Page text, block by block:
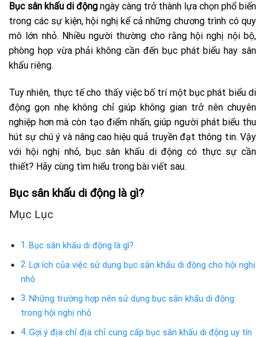
Bục sân khấu di động ngày càng trở thành lựa chọn phổ biến
trong các sự kiện, hội nghị kể cả những chương trình có quy
mô lớn nhỏ. Nhiều người thường cho rằng hội nghị nội bộ,
phòng họp vừa phải không cần đến bục phát biểu hay sân
khấu riêng.
Tuy nhiên, thực tế cho thấy việc bố trí một bục phát biểu di
động gọn nhẹ không chỉ giúp không gian trở nên chuyên
nghiệp hơn mà còn tạo điểm nhấn, giúp người phát biểu thu
hút sự chú ý và nâng cao hiệu quả truyền đạt thông tin. Vậy
với hội nghị nhỏ, bục sân khấu di động có thực sự cần
thiết? Hãy cùng tìm hiểu trong bài viết sau.
Bục sân khấu di động là gì?
Mục Lục
Bục sân khấu di động là gì?
Lợi ích của việc sử dụng bục sân khấu di động cho hội nghị
nhỏ
Những trường hợp nên sử dụng bục sân khấu di động
trong hội nghị nhỏ
Gợi ý địa chỉ địa chỉ cung cấp bục sân khấu di động uy tín